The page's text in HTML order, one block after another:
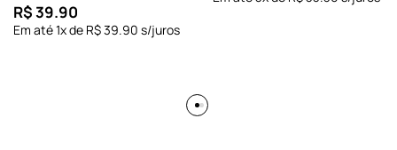
R$39.90
Em até1x de R$39.90 s/juros